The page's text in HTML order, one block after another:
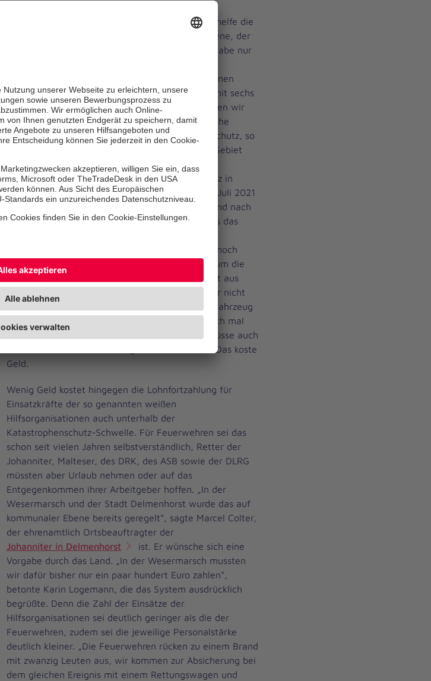
Landesinnenministeriums“, betonte Hilse. Dabei helfe die
Struktur der Johanniter als Verein auf Bundesebene, der
in Verbandshierarchien gegliedert ist. Das Land habe nur
wiederum auf fest definierte nachgeordnete Ebenen
zugreifen könne. „Wir arbeiten in einem Gebiet mit sechs
Rettungsleitstellen“, erklärte Hilse. „Deshalb haben wir
eine 24 Stunden am Tag, sieben Tage in der Woche
ehrenamtlich besetzte Stabsstelle Bevölkerungsschutz, so
dass nicht jede Leitstelle die Einheiten in ihrem Gebiet
alarmieren muss.“ Dazu kommen ein eigenes
Logistikzentrum und ein eigener Stab. Der Einsatz in
Ahrweiler nach der Hochwasser-Katastrophe im Juli 2021
sowie Einsätze während der Corona-Pandemie und nach
Ausbruch des Ukrainekrieges haben gezeigt, dass das
Hilfsorganisationen hinweg in der Wesermarsch noch
Fahrzeuge im Wert von rund 1,5 Millionen Euro, um die
Erlasslage vollständig zu bedienen. Das darf nicht aus
dem Blick geraten“, sagte Hilse. Dabei dürfe aber nicht
vergessen werden, dass ein voll ausgestattetes Fahrzeug
im Katastrophenschutz wie ein Gerätewagen auch mal
schnell eine Viertelmillion Euro kostet. Zudem müsse auch
vorhandenes Material ständig erneuert werden. Das koste
Geld.
Wenig Geld kostet hingegen die Lohnfortzahlung für
Einsatzkräfte der so genannten weißen
Hilfsorganisationen auch unterhalb der
Katastrophenschutz-Schwelle. Für Feuerwehren sei das
schon seit vielen Jahren selbstverständlich, Retter der
Johanniter, Malteser, des DRK, des ASB sowie der DLRG
müssten aber Urlaub nehmen oder auf das
Entgegenkommen ihrer Arbeitgeber hoffen. „In der
Wesermarsch und der Stadt Delmenhorst wurde das auf
kommunaler Ebene bereits geregelt“, sagte Marcel Colter,
der ehrenamtlich Ortsbeauftragter der
Johanniter in Delmenhorst
ist. Er wünsche sich eine
Vorgabe durch das Land. „In der Wesermarsch mussten
wir dafür bisher nur ein paar hundert Euro zahlen“,
betonte Karin Logemann, die das System ausdrücklich
begrüßte. Denn die Zahl der Einsätze der
Hilfsorganisationen sei deutlich geringer als die der
Feuerwehren, zudem sei die jeweilige Personalstärke
deutlich kleiner. „Die Feuerwehren rücken zu einem Brand
mit zwanzig Leuten aus, wir kommen zur Absicherung bei
dem gleichen Ereignis mit einem Rettungswagen und